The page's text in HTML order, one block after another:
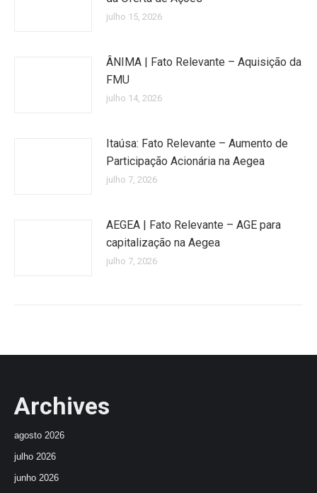
julho 15, 2026
ÂNIMA | Fato Relevante – Aquisição da
FMU
julho 14, 2026
Itaúsa: Fato Relevante – Aumento de
Participação Acionária na Aegea
julho 7, 2026
AEGEA | Fato Relevante – AGE para
capitalização na Aegea
julho 7, 2026
Archives
agosto 2026
julho 2026
junho 2026